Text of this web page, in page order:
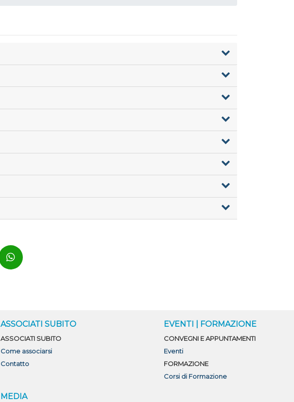
ASSOCIATI SUBITO
ASSOCIATI SUBITO
Come associarsi
Contatto
MEDIA
EVENTI | FORMAZIONE
CONVEGNI E APPUNTAMENTI
Eventi
FORMAZIONE
Corsi di Formazione